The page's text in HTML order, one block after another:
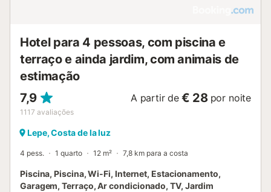
Hotel para 4 pessoas, com piscina e
terraço e ainda jardim, com animais de
estimação
7,9
1117 avaliações
A partir de € 28 por noite
Lepe, Costa de la luz
4 pess. 1 quarto 12 m² 7,8 km para a costa
Piscina, Piscina, Wi-Fi, Internet, Estacionamento,
Garagem, Terraço, Ar condicionado, TV, Jardim